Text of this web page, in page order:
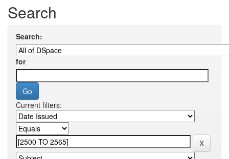
Search
Search:
for
Current filters: